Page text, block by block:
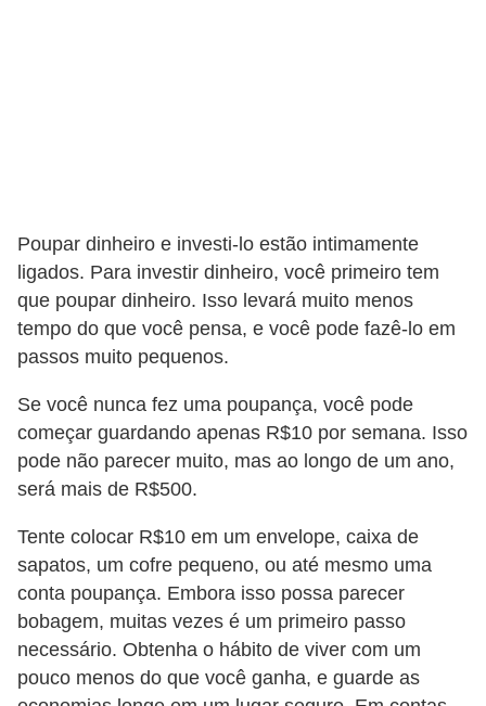
Poupar dinheiro e investi-lo estão intimamente
ligados. Para investir dinheiro, você primeiro tem
que poupar dinheiro. Isso levará muito menos
tempo do que você pensa, e você pode fazê-lo em
passos muito pequenos.
Se você nunca fez uma poupança, você pode
começar guardando apenas R$10 por semana. Isso
pode não parecer muito, mas ao longo de um ano,
será mais de R$500.
Tente colocar R$10 em um envelope, caixa de
sapatos, um cofre pequeno, ou até mesmo uma
conta poupança. Embora isso possa parecer
bobagem, muitas vezes é um primeiro passo
necessário. Obtenha o hábito de viver com um
pouco menos do que você ganha, e guarde as
õ
e
s
f
n
a
n
e
i
r
a
s